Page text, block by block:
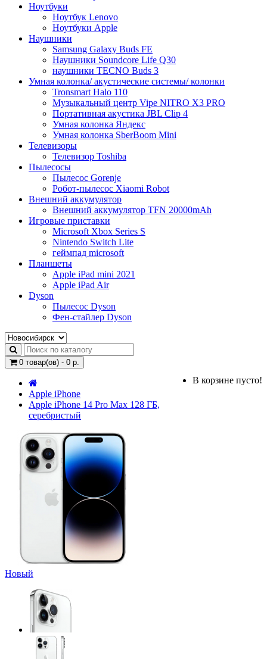
Ноутбуки
Ноутбук Lenovo
Ноутбуки Apple
Наушники
Samsung Galaxy Buds FE
Наушники Soundcore Life Q30
наушники TECNO Buds 3
Умная колонка/ акустические системы/ колонки
Tronsmart Halo 110
Музыкальный центр Vipe NITRO X3 PRO
Портативная акустика JBL Clip 4
Умная колонка Яндекс
Умная колонка SberBoom Mini
Телевизоры
Телевизор Toshiba
Пылесосы
Пылесос Gorenje
Робот-пылесос Xiaomi Robot
Внешний аккумулятор
Внешний аккумулятор TFN 20000mAh
Игровые приставки
Microsoft Xbox Series S
Nintendo Switch Lite
геймпад microsoft
Планшеты
Apple iPad mini 2021
Apple iPad Air
Dyson
Пылесос Dyson
Фен-стайлер Dyson
0 товар(ов) - 0 р.
В корзине пусто!
Apple iPhone
Apple iPhone 14 Pro Max 128 ГБ,
серебристый
Новый